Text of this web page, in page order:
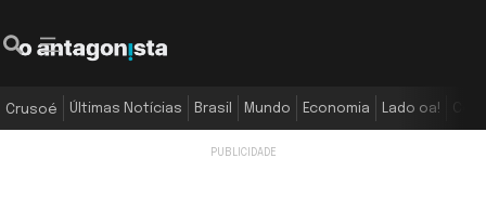
Crusoé Últimas Notícias Brasil Mundo Economia Lado oa!